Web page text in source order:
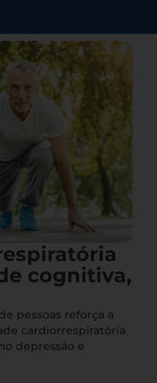
cognitiva,
pessoas reforça a
cardiorrespiratória
depressão e